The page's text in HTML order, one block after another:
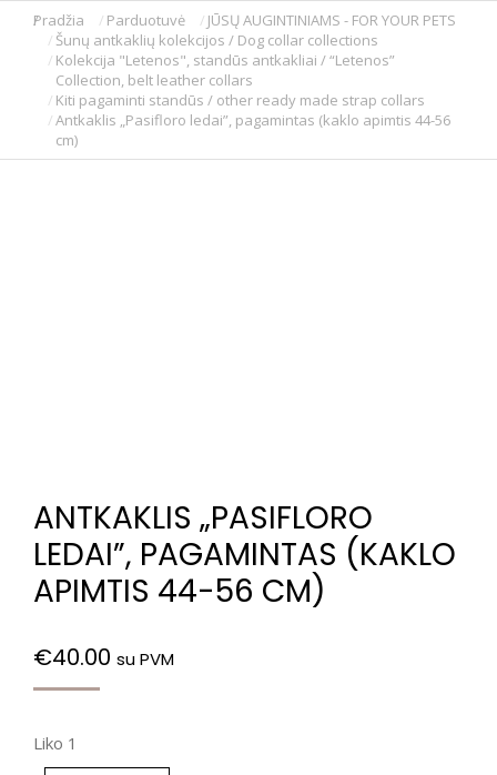
You are here:
Pradžia Parduotuvė
JŪSŲ AUGINTINIAMS - FOR YOUR PETS
Šunų antkaklių kolekcijos / Dog collar collections
Kolekcija "Letenos", standūs antkakliai / “Letenos”
Collection, belt leather collars
Kiti pagaminti standūs / other ready made strap collars
Antkaklis „Pasifloro ledai”, pagamintas (kaklo apimtis 44-56
cm)
ANTKAKLIS „PASIFLORO
LEDAI”, PAGAMINTAS (KAKLO
APIMTIS 44-56 CM)
€40.00 su PVM
Liko 1